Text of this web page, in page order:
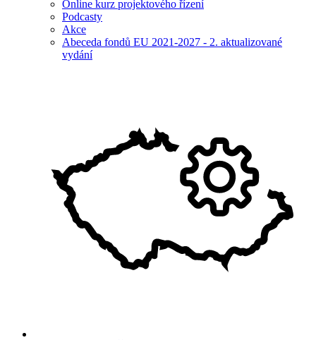
Online kurz projektového řízení
Podcasty
Akce
Abeceda fondů EU 2021-2027 - 2. aktualizované
vydání